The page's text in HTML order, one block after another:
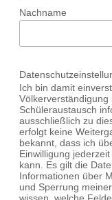
Nachname
Ich bin damit
Schüleraustausch
ausschließlich zu
erfolgt keine
bekannt, dass ich
Einwilligung
kann. Es gilt die
Informationen über
und Sperrung